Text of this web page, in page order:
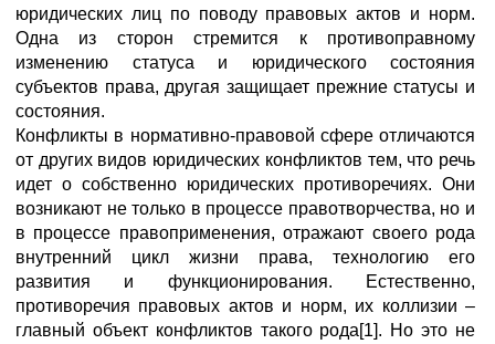
юридических лиц по поводу правовых актов и норм.
Одна из сторон стремится к противоправному
изменению статуса и юридического состояния
субъектов права, другая защищает прежние статусы и
состояния.
Конфликты в нормативно-правовой сфере отличаются
от других видов юридических конфликтов тем, что речь
идет о собственно юридических противоречиях. Они
возникают не только в процессе правотворчества, но и
в процессе правоприменения, отражают своего рода
внутренний цикл жизни права, технологию его
развития и функционирования. Естественно,
противоречия правовых актов и норм, их коллизии –
главный объект конфликтов такого рода[1]. Но это не